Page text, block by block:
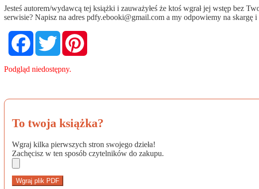
Jesteś autorem/wydawcą tej książki i zauważyłeś że ktoś wgrał jej wstęp bez
serwisie? Napisz na adres pdfy.ebooki@gmail.com a my odpowiemy na skargę
FacebookTwitter
Podgląd niedostępny.
To twoja książka?
Wgraj kilka pierwszych stron swojego dzieła!
Zachęcisz w ten sposób czytelników do zakupu.
Wgraj plik PDF